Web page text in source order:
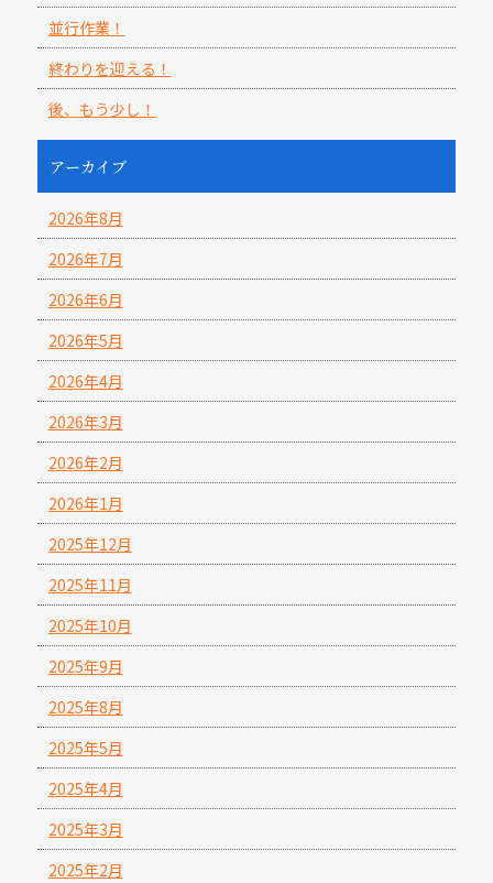
並行作業！
終わりを迎える！
後、もう少し！
アーカイブ
2026年8月
2026年7月
2026年6月
2026年5月
2026年4月
2026年3月
2026年2月
2026年1月
2025年12月
2025年11月
2025年10月
2025年9月
2025年8月
2025年5月
2025年4月
2025年3月
2025年2月